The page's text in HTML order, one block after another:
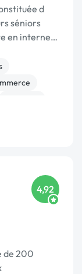
d
séniors
en interne
4,92
de 200